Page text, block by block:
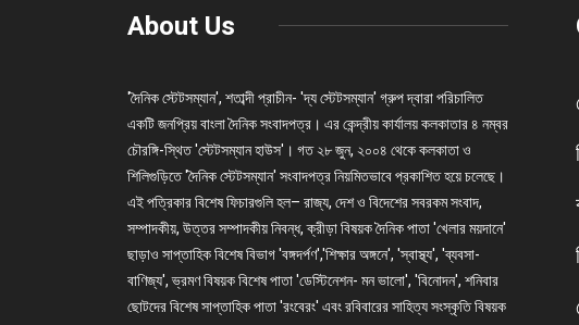
About Us
'দৈনিক স্টেটসম্যান', শতাব্দী প্রাচীন- 'দ্য স্টেটসম্যান' গ্রুপ দ্বারা পরিচালিত
একটি জনপ্রিয় বাংলা দৈনিক সংবাদপত্র। এর কেন্দ্রীয় কার্যালয় কলকাতার ৪ নম্বর
চৌরঙ্গি-স্থিত 'স্টেটসম্যান হাউস'। গত ২৮ জুন, ২০০৪ থেকে কলকাতা ও
শিলিগুড়িতে 'দৈনিক স্টেটসম্যান' সংবাদপত্র নিয়মিতভাবে প্রকাশিত হয়ে চলেছে।
এই পত্রিকার বিশেষ ফিচারগুলি হল– রাজ্য, দেশ ও বিদেশের সবরকম সংবাদ,
সম্পাদকীয়, উত্তর সম্পাদকীয় নিবন্ধ, ক্রীড়া বিষয়ক দৈনিক পাতা 'খেলার ময়দানে'
ছাড়াও সাপ্তাহিক বিশেষ বিভাগ 'বঙ্গদর্পণ','শিক্ষার অঙ্গনে', 'স্বাস্থ্য', 'ব্যবসা-
বাণিজ্য', ভ্রমণ বিষয়ক বিশেষ পাতা 'ডেস্টিনেশন- মন ভালো', 'বিনোদন', শনিবার
ছোটদের বিশেষ সাপ্তাহিক পাতা 'রংবেরং' এবং রবিবারের সাহিত্য সংস্কৃতি বিষয়ক